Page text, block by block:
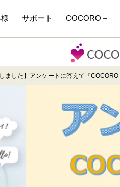
サポート COCORO＋
ました】アンケートに答えて『